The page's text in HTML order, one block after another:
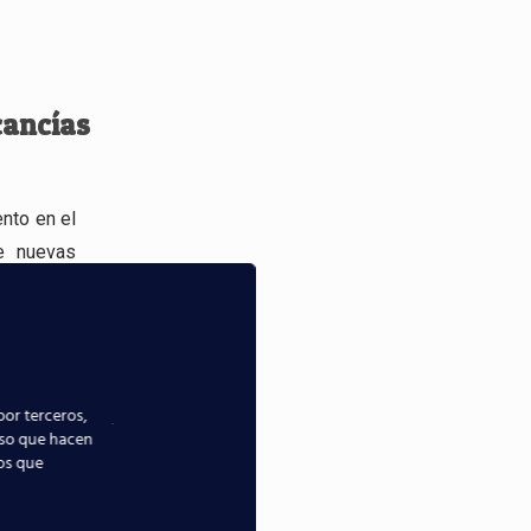
en el
nuevas
de
terceros,
que hacen
que